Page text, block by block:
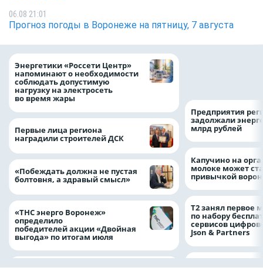
06.08 21:01
Прогноз погоды в Воронеже на пятницу, 7 августа
Энергетики «Россети Центр»
напоминают о необходимости
соблюдать допустимую
нагрузку на электросеть
во время жары
Первые лица региона
наградили строителей ДСК
«Побеждать должна не пустая
болтовня, а здравый смысл»
«ТНС энерго Воронеж»
определило
победителей акции «Двойная
выгода» по итогам июля
Предприятия
задолжали
млрд рублей
Капучино на
молоке может
привычкой
Т2 занял первое
по набору
сервисов
Json & Partners